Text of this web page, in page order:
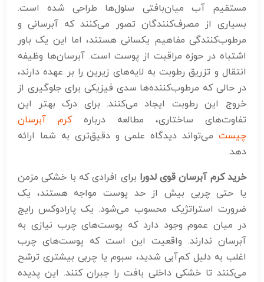
مستقیم آب میان‌بافتی سلول‌ها طراحی شده است.
بسیاری از مصرف‌کنندگان تصور می‌کنند که آبرسانی و
مرطوب‌کنندگی مفاهیم یکسانی هستند، اما این یک باور
اشتباه در حوزه مراقبت از پوست است. آبرسان‌ها وظیفه
انتقال و تزریق رطوبت به لایه‌های زیرین را بر عهده دارند،
در حالی که مرطوب‌کننده‌ها سدی فیزیکی برای جلوگیری از
خروج این رطوبت ایجاد می‌کنند. برای درک بهتر این
تفاوت‌های ساختاری، مطالعه دربارهکرم آبرسان
چیست می‌تواند دیدگاه علمی و دقیق‌تری به شما ارائه
دهد.
خرید کرم آبرسان قوی لدورا برای افرادی که با خشکی مزمن
یا حتی چربی بیش از حد پوست مواجه هستند، یک
ضرورت استراتژیک محسوب می‌شود. یک پارادوکس رایج
در میان عموم وجود دارد که پوست‌های چرب نیازی به
آبرسان ندارند. واقعیت این است که پوست‌های چرب
اغلب به دلیل کم‌آبی شدید، سبوم یا چربی بیشتری ترشح
می‌کنند تا خشکی داخلی بافت را جبران کنند. این پدیده